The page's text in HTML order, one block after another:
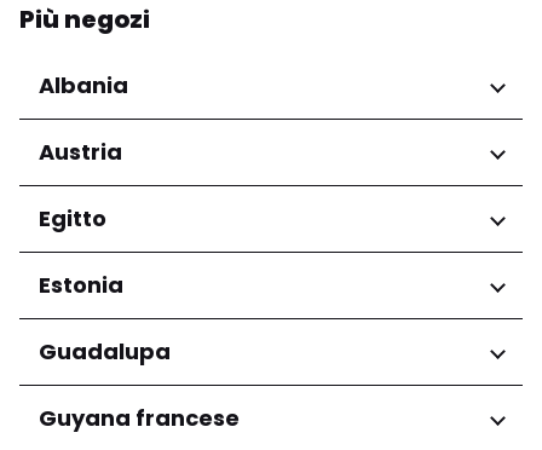
Più negozi
Albania
Regioni
Qarku i Tiranës
Austria
Regioni
Niederösterreich
Salzburg
Wien
Egitto
Regioni
Governatorato del Cairo
Estonia
Regioni
Harju maakond
Tartu maakond
Guadalupa
Regioni
Guyana francese